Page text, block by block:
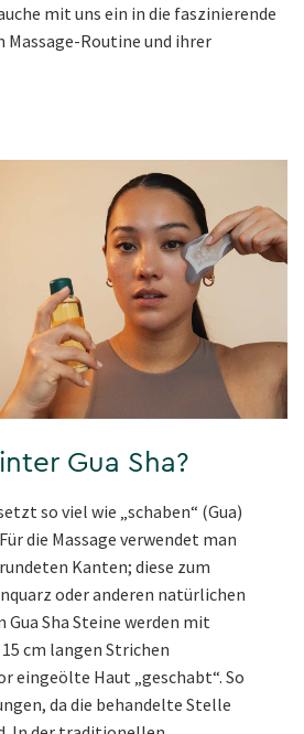
mit uns ein in die faszinierende
Massage-Routine und ihrer
Gua Sha?
so viel wie „schaben“ (Gua)
die Massage verwendet man
Kanten; diese zum
oder anderen natürlichen
Sha Steine werden mit
cm langen Strichen
eingeölte Haut „geschabt“. So
da die behandelte Stelle